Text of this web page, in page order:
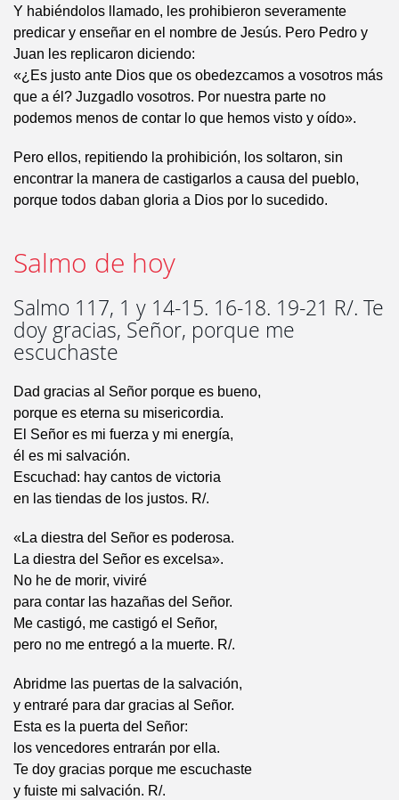
Y habiéndolos llamado, les prohibieron severamente
predicar y enseñar en el nombre de Jesús. Pero Pedro y
Juan les replicaron diciendo:
«¿Es justo ante Dios que os obedezcamos a vosotros más
que a él? Juzgadlo vosotros. Por nuestra parte no
podemos menos de contar lo que hemos visto y oído».
Pero ellos, repitiendo la prohibición, los soltaron, sin
encontrar la manera de castigarlos a causa del pueblo,
porque todos daban gloria a Dios por lo sucedido.
Salmo de hoy
Salmo 117, 1 y 14-15. 16-18. 19-21 R/. Te
doy gracias, Señor, porque me
escuchaste
Dad gracias al Señor porque es bueno,
porque es eterna su misericordia.
El Señor es mi fuerza y mi energía,
él es mi salvación.
Escuchad: hay cantos de victoria
en las tiendas de los justos. R/.
«La diestra del Señor es poderosa.
La diestra del Señor es excelsa».
No he de morir, viviré
para contar las hazañas del Señor.
Me castigó, me castigó el Señor,
pero no me entregó a la muerte. R/.
Abridme las puertas de la salvación,
y entraré para dar gracias al Señor.
Esta es la puerta del Señor:
los vencedores entrarán por ella.
Te doy gracias porque me escuchaste
y fuiste mi salvación. R/.